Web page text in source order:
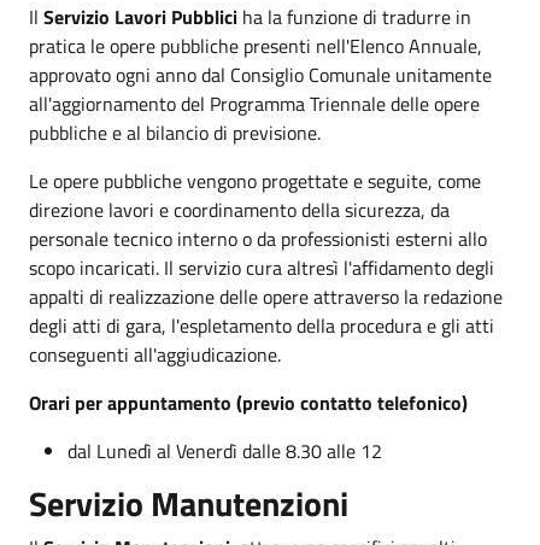
Il Servizio Lavori Pubblici ha la funzione di tradurre in
pratica le opere pubbliche presenti nell'Elenco Annuale,
approvato ogni anno dal Consiglio Comunale unitamente
all'aggiornamento del Programma Triennale delle opere
pubbliche e al bilancio di previsione.
Le opere pubbliche vengono progettate e seguite, come
direzione lavori e coordinamento della sicurezza, da
personale tecnico interno o da professionisti esterni allo
scopo incaricati. Il servizio cura altresì l'affidamento degli
appalti di realizzazione delle opere attraverso la redazione
degli atti di gara, l'espletamento della procedura e gli atti
conseguenti all'aggiudicazione.
Orari per appuntamento (previo contatto telefonico)
dal Lunedì al Venerdì dalle 8.30 alle 12
Servizio Manutenzioni